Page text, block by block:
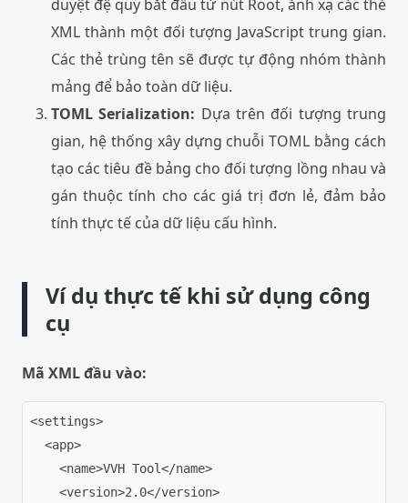
duyệt đệ quy bắt đầu từ nút Root, ánh xạ các thẻ
XML thành một đối tượng JavaScript trung gian.
Các thẻ trùng tên sẽ được tự động nhóm thành
mảng để bảo toàn dữ liệu.
TOML Serialization: Dựa trên đối tượng trung
gian, hệ thống xây dựng chuỗi TOML bằng cách
tạo các tiêu đề bảng cho đối tượng lồng nhau và
gán thuộc tính cho các giá trị đơn lẻ, đảm bảo
tính thực tế của dữ liệu cấu hình.
Ví dụ thực tế khi sử dụng công
cụ
Mã XML đầu vào:
<settings>
  <app>
    <name>VVH Tool</name>
    <version>2.0</version>